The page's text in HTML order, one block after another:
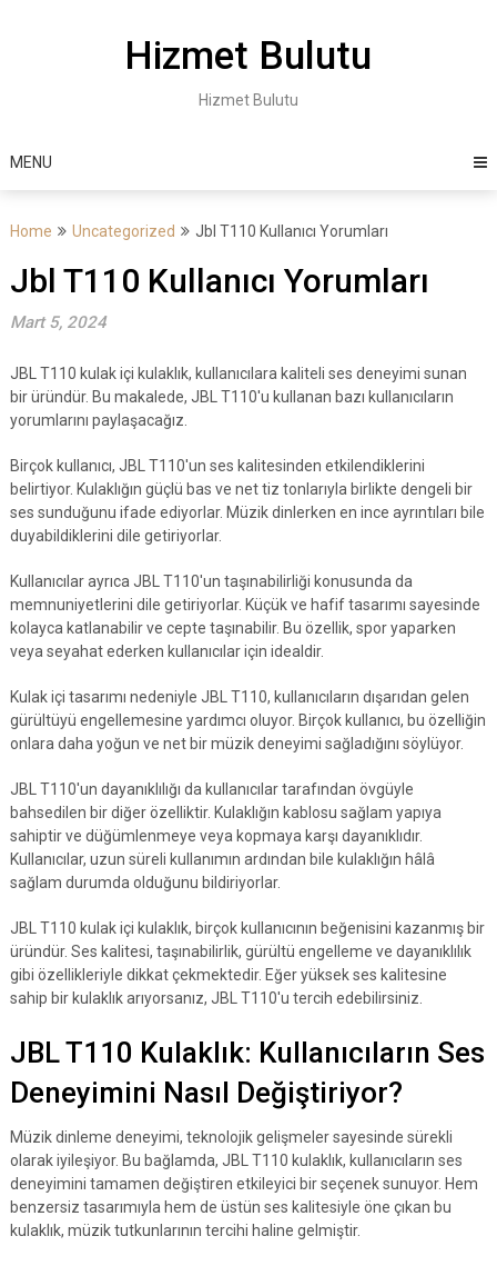
Hizmet Bulutu
Hizmet Bulutu
MENU
Home Uncategorized Jbl T110 Kullanıcı Yorumları
Jbl T110 Kullanıcı Yorumları
Mart 5, 2024
JBL T110 kulak içi kulaklık, kullanıcılara kaliteli ses deneyimi sunan
bir üründür. Bu makalede, JBL T110'u kullanan bazı kullanıcıların
yorumlarını paylaşacağız.
Birçok kullanıcı, JBL T110'un ses kalitesinden etkilendiklerini
belirtiyor. Kulaklığın güçlü bas ve net tiz tonlarıyla birlikte dengeli bir
ses sunduğunu ifade ediyorlar. Müzik dinlerken en ince ayrıntıları bile
duyabildiklerini dile getiriyorlar.
Kullanıcılar ayrıca JBL T110'un taşınabilirliği konusunda da
memnuniyetlerini dile getiriyorlar. Küçük ve hafif tasarımı sayesinde
kolayca katlanabilir ve cepte taşınabilir. Bu özellik, spor yaparken
veya seyahat ederken kullanıcılar için idealdir.
Kulak içi tasarımı nedeniyle JBL T110, kullanıcıların dışarıdan gelen
gürültüyü engellemesine yardımcı oluyor. Birçok kullanıcı, bu özelliğin
onlara daha yoğun ve net bir müzik deneyimi sağladığını söylüyor.
JBL T110'un dayanıklılığı da kullanıcılar tarafından övgüyle
bahsedilen bir diğer özelliktir. Kulaklığın kablosu sağlam yapıya
sahiptir ve düğümlenmeye veya kopmaya karşı dayanıklıdır.
Kullanıcılar, uzun süreli kullanımın ardından bile kulaklığın hâlâ
sağlam durumda olduğunu bildiriyorlar.
JBL T110 kulak içi kulaklık, birçok kullanıcının beğenisini kazanmış bir
üründür. Ses kalitesi, taşınabilirlik, gürültü engelleme ve dayanıklılık
gibi özellikleriyle dikkat çekmektedir. Eğer yüksek ses kalitesine
sahip bir kulaklık arıyorsanız, JBL T110'u tercih edebilirsiniz.
JBL T110 Kulaklık: Kullanıcıların Ses
Deneyimini Nasıl Değiştiriyor?
Müzik dinleme deneyimi, teknolojik gelişmeler sayesinde sürekli
olarak iyileşiyor. Bu bağlamda, JBL T110 kulaklık, kullanıcıların ses
deneyimini tamamen değiştiren etkileyici bir seçenek sunuyor. Hem
benzersiz tasarımıyla hem de üstün ses kalitesiyle öne çıkan bu
kulaklık, müzik tutkunlarının tercihi haline gelmiştir.